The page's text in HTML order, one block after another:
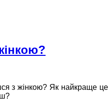
з жінкою? Як найкраще це